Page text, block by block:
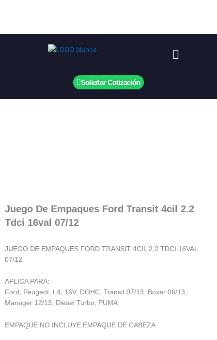
Menú
Solicitar Cotización
Juego De Empaques Ford Transit 4cil 2.2
Tdci 16val 07/12
JUEGO DE EMPAQUES FORD TRANSIT 4CIL 2.2 TDCI 16VAL
07/12
APLICA PARA:
Ford, Peugeot, L4, 16V, DOHC, Transit 07/13, Boxer 06/13,
Manager 12/13, Diesel Turbo, PUMA
EMPAQUE:NO INCLUYE EMPAQUE DE CABEZA